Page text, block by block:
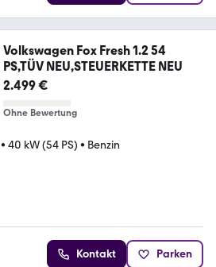
Volkswagen Fox Fresh 1.2 54
PS,TÜV NEU,STEUERKETTE NEU
2.499 €
Ohne Bewertung
• 40 kW (54 PS) • Benzin
Kontakt Parken